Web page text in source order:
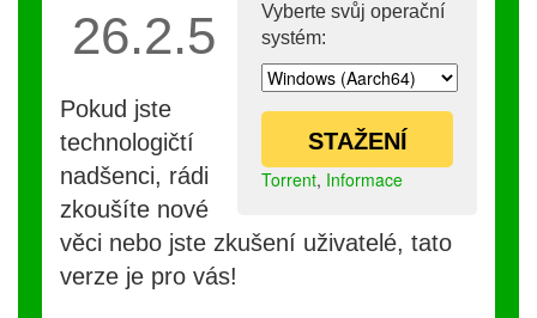
Vyberte svůj operační
systém:
STAŽENÍ
Torrent, Informace
26.2.5
Pokud jste
technologičtí
nadšenci, rádi
zkoušíte nové
věci nebo jste zkušení uživatelé, tato
verze je pro vás!